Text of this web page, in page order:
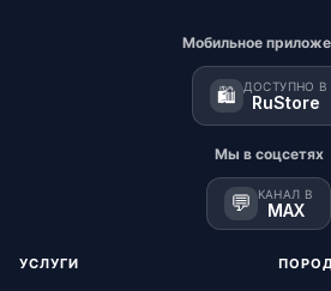
Мобильное
🛍️ ДОСТУПНО В
RuStore
Мы в соцсетях
💬 КАНАЛ В
MAX
УСЛУГИ